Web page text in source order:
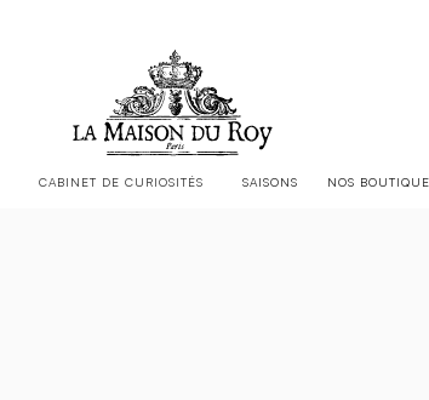
CABINET DE CURIOSITÉS SAISONS NOS